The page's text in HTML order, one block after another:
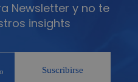
Newsletter y no te
insights